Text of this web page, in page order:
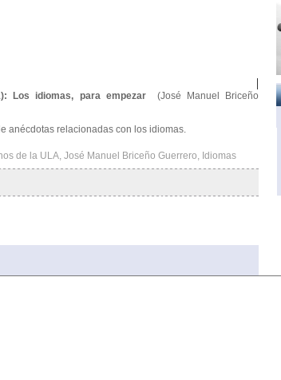
|
Los idiomas, para empezar(José Manuel Briceño
anécdotas relacionadas con los idiomas.
de la ULA, José Manuel Briceño Guerrero, Idiomas